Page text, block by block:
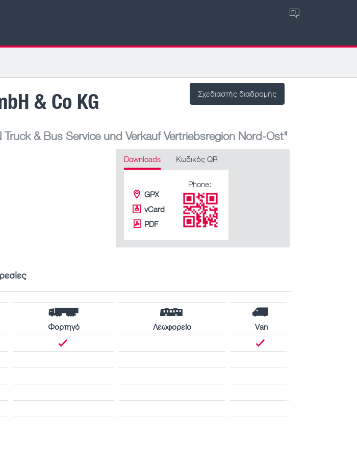
EL
Σχεδιαστής διαδρομής
& Co KG
Truck & Bus Service und Verkauf Vertriebsregion Nord-Ost"
Downloads Κωδικός QR
GPX
vCard
PDF
Phone:
Φορτηγό Λεωφορείο
Van